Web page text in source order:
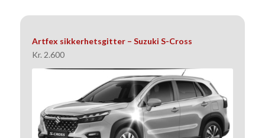
Artfex sikkerhetsgitter – Suzuki S-Cross
Kr. 2.600